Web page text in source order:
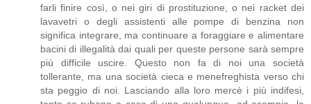
farli finire così, o nei giri di prostituzione, o nei racket dei
lavavetri o degli assistenti alle pompe di benzina non
significa integrare, ma continuare a foraggiare e alimentare
bacini di illegalità dai quali per queste persone sarà sempre
più difficile uscire. Questo non fa di noi una società
tollerante, ma una società cieca e menefreghista verso chi
sta peggio di noi. Lasciando alla loro mercè i più indifesi,